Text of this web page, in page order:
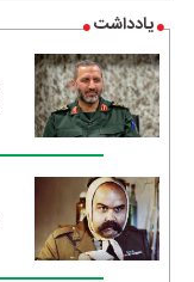
یادداشت